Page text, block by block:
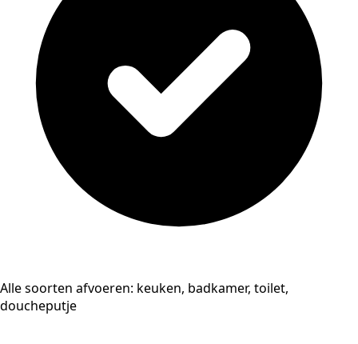
Alle soorten afvoeren: keuken, badkamer, toilet,
doucheputje